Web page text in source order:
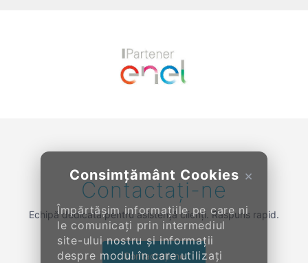
×
Consimțământ Cookies
Împărtășim informațiile pe care ni
le comunicați prin intermediul
site-ului nostru și informații
despre modul în care utilizați
Contactați-ne
Echipă dedicată pentru asistență clienți. Răspuns rapid.
Contactați-ne